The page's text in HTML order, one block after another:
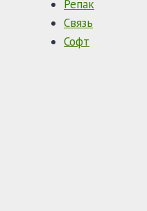
Репак
Связь
Софт